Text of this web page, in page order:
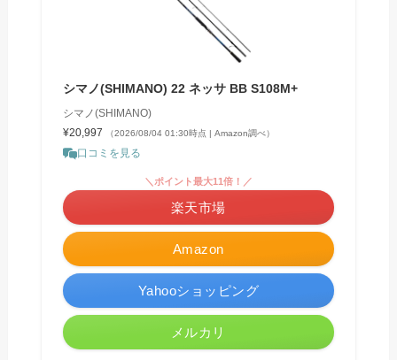
シマノ(SHIMANO) 22 ネッサ BB S108M+
シマノ(SHIMANO)
¥20,997
（2026/08/04 01:30時点 | Amazon調べ）
口コミを見る
Amazon
＼ポイント最大11倍！／
楽天市場
Yahooショッピング
メルカリ